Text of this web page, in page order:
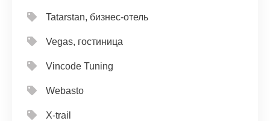
Tatarstan, бизнес-отель
Vegas, гостиница
Vincode Tuning
Webasto
X-trail